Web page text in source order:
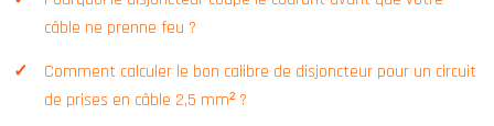
câble ne prenne feu ?
Comment calculer le bon calibre de disjoncteur pour un circuit
de prises en câble 2,5 mm² ?